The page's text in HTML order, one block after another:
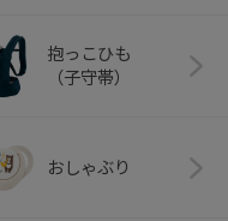
抱っこひも
（子守帯）
おしゃぶり